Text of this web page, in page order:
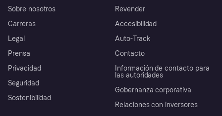
Sobre nosotros
Carreras
Legal
Prensa
Privacidad
Seguridad
Sostenibilidad
Revender
Accesibilidad
Auto-Track
Contacto
Información de contacto para
las autoridades
Gobernanza corporativa
Relaciones con inversores